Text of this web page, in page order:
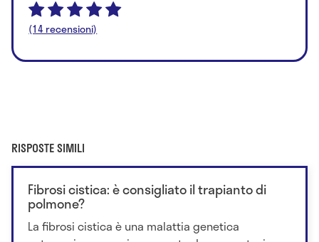
(14 recensioni)
RISPOSTE SIMILI
Fibrosi cistica: è consigliato il trapianto di
polmone?
La fibrosi cistica è una malattia genetica